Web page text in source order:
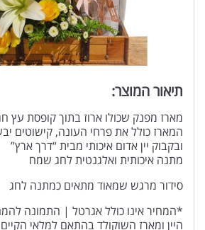
תיאור המוצר:
מארז מפנק שכולו ארוז בתוך קופסת עץ
המארז כולל את פרחי העונה, קישוטים
ובקבוק יין אדום איכותי מבית “דרך ארץ”
מתנה איכותית ואלגנטית לחג שמח
סידור מרגש שמאוד מתאים כמתנה לחג
*המחיר אינו כולל אגרטל | התמונה
היין ומארז השוקולד בהתאם למלאי